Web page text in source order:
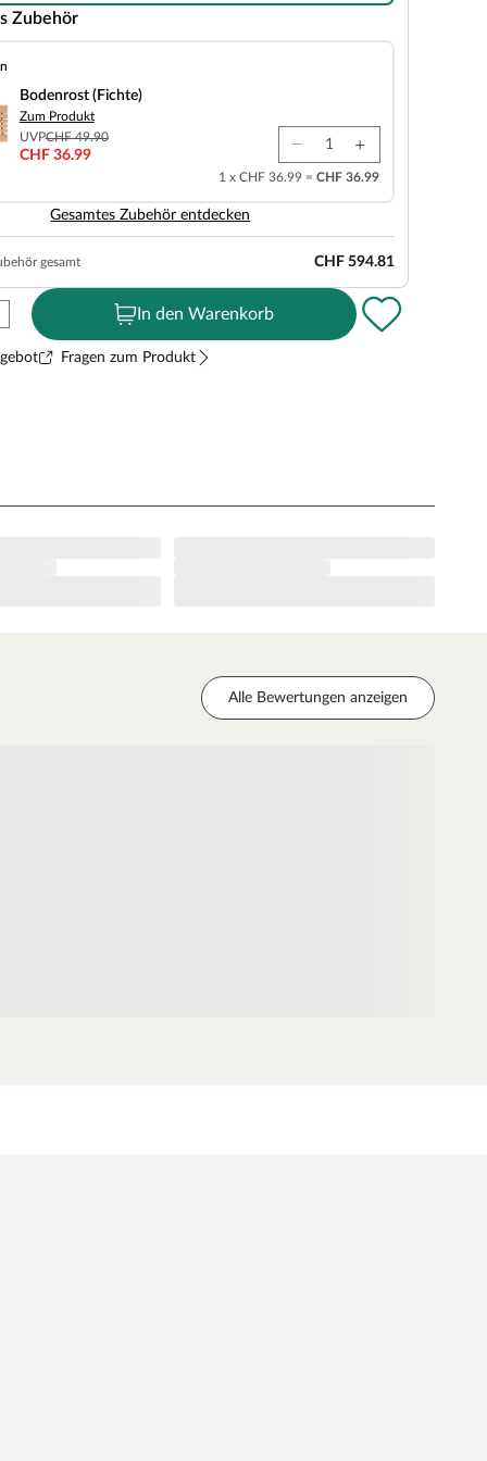
Zubehör
Bodenrost (Fichte)
Zum Produkt
UVPCHF 49.90
CHF 36.99
1 x CHF 36.99 = CHF 36.99
Gesamtes Zubehör entdecken
gesamt CHF 594.81
In den Warenkorb
Fragen zum Produkt
Alle Bewertungen anzeigen